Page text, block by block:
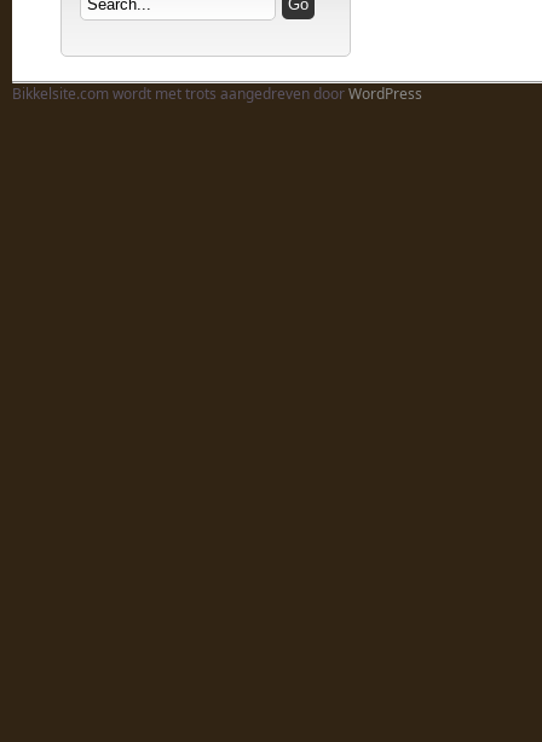
Bikkelsite.com wordt met trots aangedreven doorWordPress